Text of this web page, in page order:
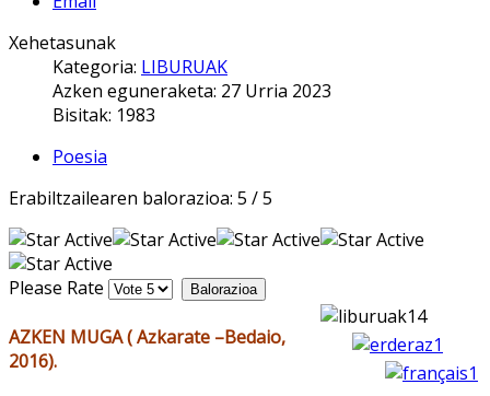
Xehetasunak
Kategoria: LIBURUAK
Azken eguneraketa: 27 Urria 2023
Bisitak: 1983
Poesia
Erabiltzailearen balorazioa: 5 /5
Please Rate
AZKEN MUGA ( Azkarate –Bedaio,
2016).